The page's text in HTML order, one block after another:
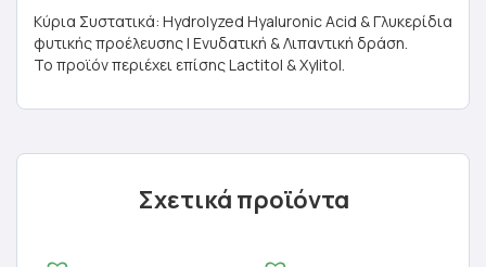
Κύρια Συστατικά: Hydrolyzed Hyaluronic Acid & Γλυκερίδια
φυτικής προέλευσης | Ενυδατική & Λιπαντική δράση.
Το προϊόν περιέχει επίσης Lactitol & Xylitol.
Σχετικά προϊόντα